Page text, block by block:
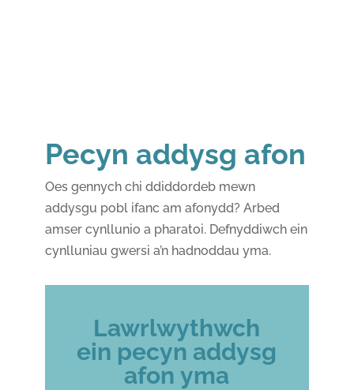
Pecyn addysg afon
Oes gennych chi ddiddordeb mewn
addysgu pobl ifanc am afonydd? Arbed
amser cynllunio a pharatoi. Defnyddiwch ein
cynlluniau gwersi a’n hadnoddau yma.
Lawrlwythwch
ein pecyn addysg
afon yma